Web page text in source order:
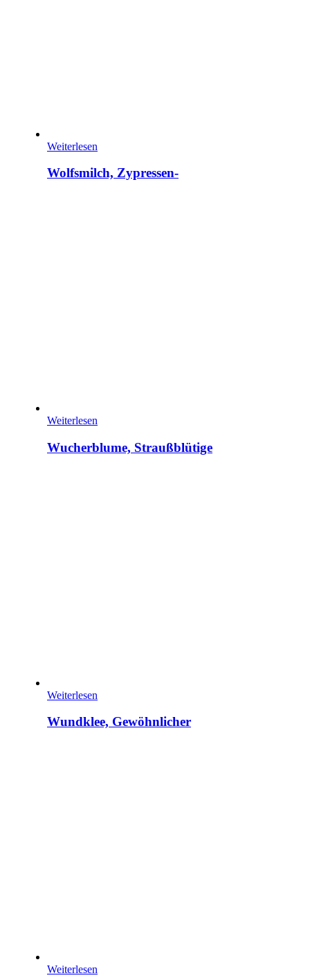
Weiterlesen
Wolfsmilch, Zypressen-
Weiterlesen
Wucherblume, Straußblütige
Weiterlesen
Wundklee, Gewöhnlicher
Weiterlesen